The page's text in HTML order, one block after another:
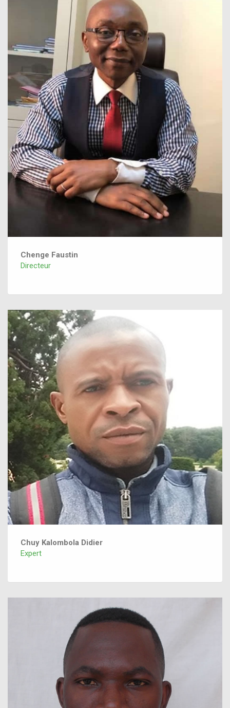
Chenge Faustin
Directeur
Chuy Kalombola Didier
Expert